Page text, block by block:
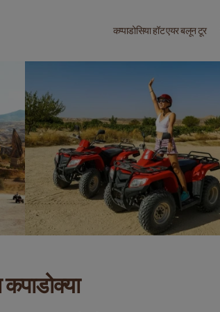
कप्पाडोसिया हॉट एयर बलून टूर
कपाडोक्या